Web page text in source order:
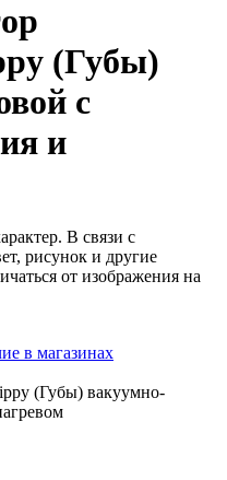
(Губы)
с
и
В связи с
рисунок и другие
от изображения на
в магазинах
(Губы) вакуумно-